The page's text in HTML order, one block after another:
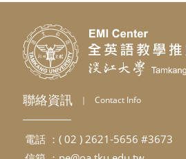
聯絡資訊 ｜ Contact Info
電話 ：( 02 ) 2621-5656 #3673